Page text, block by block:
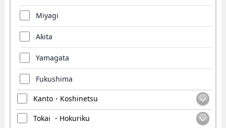
Miyagi
Akita
Yamagata
Fukushima
Kanto・Koshinetsu
Tokai ・Hokuriku